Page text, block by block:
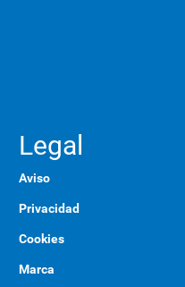
Legal
Aviso
Privacidad
Cookies
Marca